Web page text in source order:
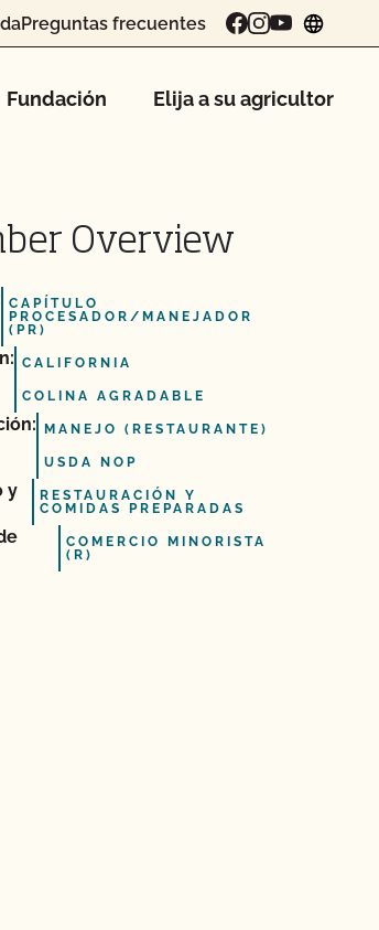
Preguntas frecuentes
Fundación Elija a su agricultor
Overview
CAPÍTULO
PROCESADOR/MANEJADOR
(PR)
CALIFORNIA
COLINA AGRADABLE
MANEJO (RESTAURANTE)
USDA NOP
y
RESTAURACIÓN Y
COMIDAS PREPARADAS
COMERCIO MINORISTA
(R)